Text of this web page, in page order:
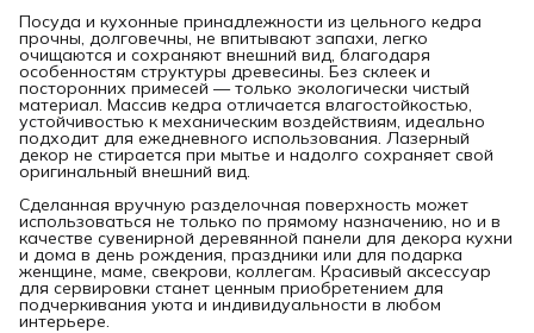
Посуда и кухонные принадлежности из цельного кедра
прочны, долговечны, не впитывают запахи, легко
очищаются и сохраняют внешний вид, благодаря
особенностям структуры древесины. Без склеек и
посторонних примесей — только экологически чистый
материал. Массив кедра отличается влагостойкостью,
устойчивостью к механическим воздействиям, идеально
подходит для ежедневного использования. Лазерный
декор не стирается при мытье и надолго сохраняет свой
оригинальный внешний вид.
Сделанная вручную разделочная поверхность может
использоваться не только по прямому назначению, но и в
качестве сувенирной деревянной панели для декора кухни
и дома в день рождения, праздники или для подарка
женщине, маме, свекрови, коллегам. Красивый аксессуар
для сервировки станет ценным приобретением для
подчеркивания уюта и индивидуальности в любом
интерьере.